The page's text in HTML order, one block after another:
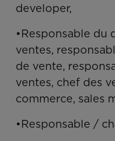
developer,
•Responsable du
ventes,
de vente,
ventes, chef des
commerce, sales
•Responsable /